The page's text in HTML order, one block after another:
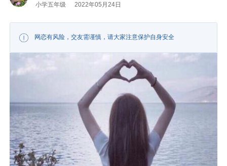
小学五年级 2022年05月24日
网恋有风险，交友需谨慎，请大家注意保护自身安全